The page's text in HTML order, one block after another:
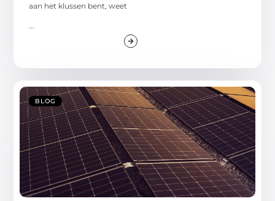
aan het klussen bent, weet
...
BLOG